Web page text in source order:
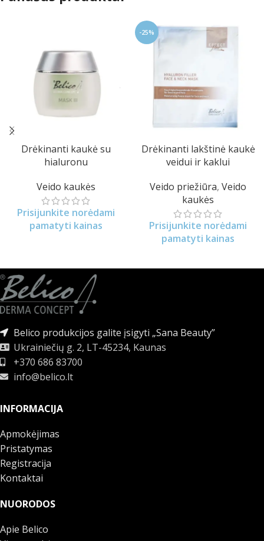
Drėkinanti kaukė su
hialuronu
Veido kaukės
Prisijunkite norėdami
pamatyti kainas
-25%
Drėkinanti lakštinė kaukė
veidui ir kaklui
Veido priežiūra, Veido
kaukės
Prisijunkite norėdami
pamatyti kainas
Belico produkcijos galite įsigyti „Sana Beauty”
Ukrainiečių g. 2, LT-45234, Kaunas
+370 686 83700
info@belico.lt
INFORMACIJA
Apmokėjimas
Pristatymas
Registracija
Kontaktai
NUORODOS
Apie Belico